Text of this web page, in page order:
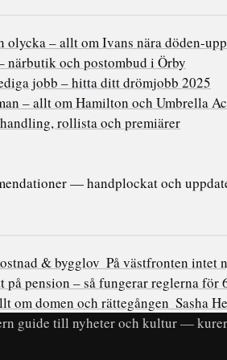
olycka – allt om Ivans nära döden-
närbutik och postombud i Örby
jobb – hitta ditt drömjobb 2025
– allt om Hamilton och Umbrella
rollista och premiärer
— handplockat och
& bygglov På västfronten intet
på pension – så fungerar reglerna för
om domen och rättegången Sasha
guide till nyheter och kultur —